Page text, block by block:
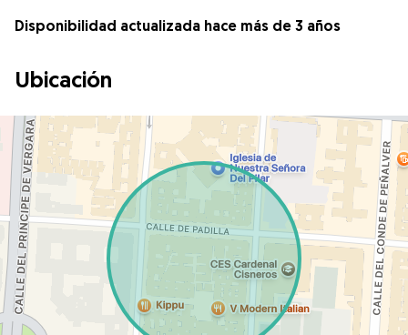
Disponibilidad actualizada hace más de 3 años
Ubicación